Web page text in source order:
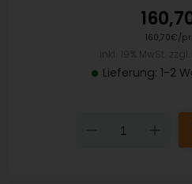
160,70€/
Lieferung: 1-2
Down